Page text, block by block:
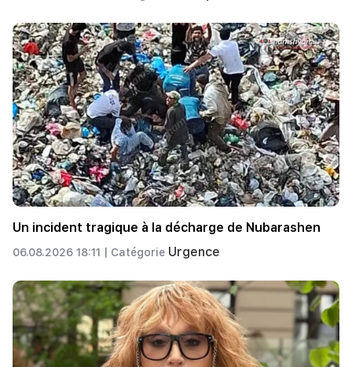
Un incident tragique à la décharge de Nubarashen
06.08.2026 18:11 | Catégorie Urgence